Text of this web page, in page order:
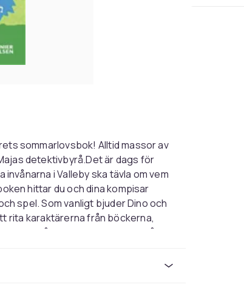
sommarlovsbok! Alltid massor av
detektivbyrå.Det är dags för
i Valleby ska tävla om vem
hittar du och dina kompisar
spel. Som vanligt bjuder Dino och
rita karaktärerna från böckerna,
frågesport. Boken som håller
Multifärg